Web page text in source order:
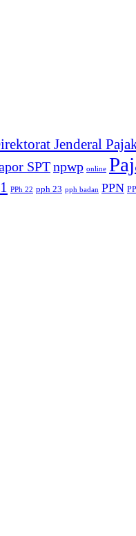
Jenderal
SPTnpwp online
PPh 22 pph 23 pph badan PPN